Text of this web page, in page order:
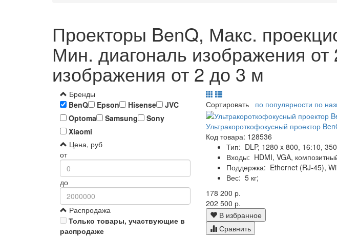
Проекторы BenQ, Макс.
Мин. диагональ изображения
изображения от 2 до 3 м
Бренды
BenQ
Epson Hisense
JVC
Optoma
Samsung
Sony
Xiaomi
Цена, руб
от
до
Распродажа
Только товары, участвующие в
распродаже
Сортировать по популярности по
Ультракороткофокусный проектор
Код товара: 128536
Тип: DLP, 1280 x 800, 16:10,
Входы: HDMI, VGA,
Поддержка: Ethernet (RJ-45),
Вес: 5 кг;
178 200 р.
202 500 р.
В избранное
Сравнить